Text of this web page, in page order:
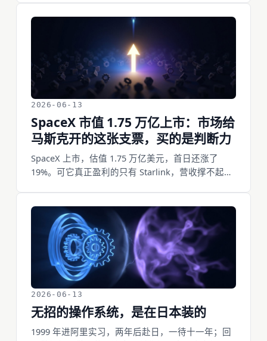
后，新的消费场景并没有出现，人机协作的最佳路
径谁都还没找到。这不只是一个人的失败，是一个
时代的成功公式集体失效。而瞎忙，是这个时代给
产品经理挖的第一个坑。
2026-06-13
SpaceX 市值 1.75 万亿上市：市场给
马斯克开的这张支票，买的是判断力
SpaceX 上市，估值 1.75 万亿美元，首日还涨了
19%。可它真正盈利的只有 Starlink，营收撑不起这
在执行越来越免费的 AI 时代，这张史上最大的支
票，恰好开在了唯一还在升值的东西上。
2026-06-13
无招的操作系统，是在日本装的
1999 年进阿里实习，两年后赴日，一待十一年；回